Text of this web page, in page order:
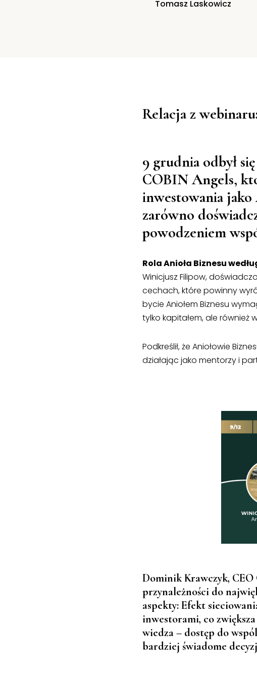
Tomasz Laskowicz
Relacja z
9 grudnia odbył
COBIN Angels,
inwestowania jako
zarówno
powodzeniem
Rola Anioła Biznesu
Winicjusz Filipow,
cechach, które powinny
bycie Aniołem Biznesu
tylko kapitałem, ale również
Podkreślił, że Aniołowie
działając jako mentorzy i
Dominik Krawczyk, CEO
przynależności do
aspekty:Efekt
inwestorami, co
wiedza– dostęp do
bardziej świadome